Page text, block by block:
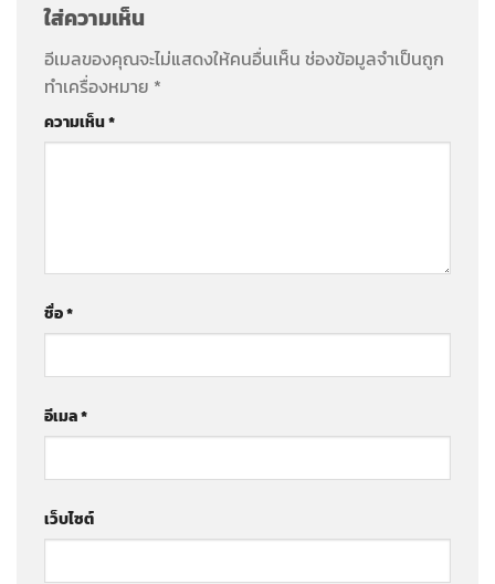
ใส่ความเห็น
อีเมลของคุณจะไม่แสดงให้คนอื่นเห็น ช่องข้อมูลจำเป็นถูก
ทำเครื่องหมาย *
ความเห็น*
ชื่อ*
อีเมล*
เว็บไซต์